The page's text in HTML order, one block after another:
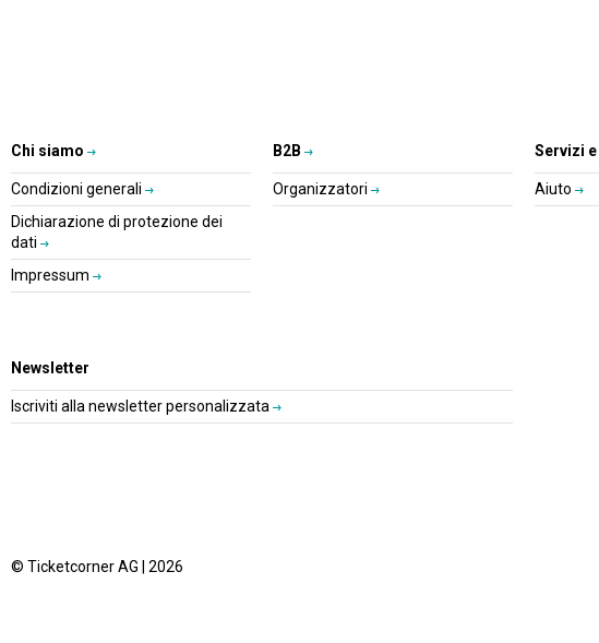
Chi siamo
Condizioni generali
Dichiarazione di protezione dei
dati
Impressum
B2B
Organizzatori
Servizi
Aiuto
Newsletter
Iscriviti alla newsletter personalizzata
© Ticketcorner AG | 2026